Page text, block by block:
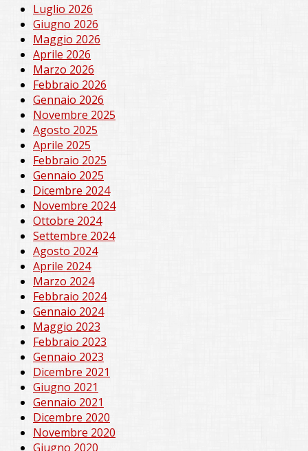
Luglio 2026
Giugno 2026
Maggio 2026
Aprile 2026
Marzo 2026
Febbraio 2026
Gennaio 2026
Novembre 2025
Agosto 2025
Aprile 2025
Febbraio 2025
Gennaio 2025
Dicembre 2024
Novembre 2024
Ottobre 2024
Settembre 2024
Agosto 2024
Aprile 2024
Marzo 2024
Febbraio 2024
Gennaio 2024
Maggio 2023
Febbraio 2023
Gennaio 2023
Dicembre 2021
Giugno 2021
Gennaio 2021
Dicembre 2020
Novembre 2020
Giugno 2020